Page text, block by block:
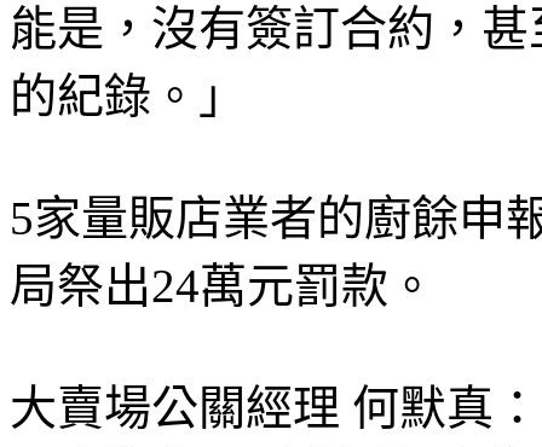
能是，沒有簽訂合約，
的紀錄。」
5家量販店業者的廚餘申
局祭出24萬元罰款。
大賣場公關經理 何默真